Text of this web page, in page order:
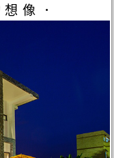
像．